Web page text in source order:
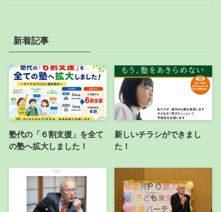
新着記事
塾代の「６割支援」を全て
の塾へ拡大しました！
新しいチラシができまし
た！